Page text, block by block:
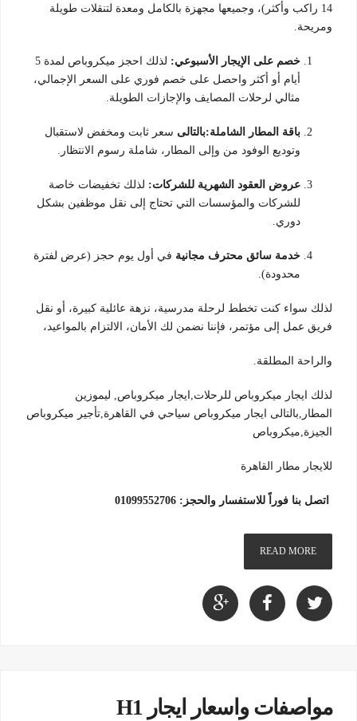
14 راكب وأكثر)، وجميعها مجهزة بالكامل ومعدة لتنقلات طويلة
ومريحة.
خصم على الإيجار الأسبوعي:
لذلك احجز ميكروباص لمدة 5
أيام أو أكثر واحصل على خصم فوري على السعر الإجمالي،
مثالي لرحلات المصايف والإجازات الطويلة.
باقة المطار الشاملة:بالتالى سعر ثابت ومخفض لاستقبال
وتوديع الوفود من وإلى المطار، شاملة رسوم الانتظار.
عروض العقود الشهرية للشركات: لذلك تخفيضات خاصة
للشركات والمؤسسات التي تحتاج إلى نقل موظفين بشكل
دوري.
خدمة سائق محترف مجانية في أول يوم حجز (عرض لفترة
محدودة).
لذلك سواء كنت تخطط لرحلة مدرسية، نزهة عائلية كبيرة، أو نقل
فريق عمل إلى مؤتمر، فإننا نضمن لك الأمان، الالتزام بالمواعيد،
والراحة المطلقة.
لذلك ايجار ميكروباص للرحلات,ايجار ميكروباص, ليموزين
المطار,بالتالى ايجار ميكروباص سياحي في القاهرة,تأجير ميكروباص
الجيزة,ميكروباص
للايجار مطار القاهرة
اتصل بنا فوراً للاستفسار والحجز: 01099552706
READ MORE
مواصفات واسعار ايجار H1